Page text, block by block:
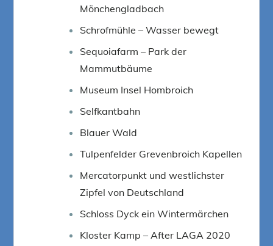
Mönchengladbach
Schrofmühle – Wasser bewegt
Sequoiafarm – Park der
Mammutbäume
Museum Insel Hombroich
Selfkantbahn
Blauer Wald
Tulpenfelder Grevenbroich Kapellen
Mercatorpunkt und westlichster
Zipfel von Deutschland
Schloss Dyck ein Wintermärchen
Kloster Kamp – After LAGA 2020